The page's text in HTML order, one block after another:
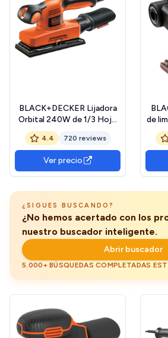
BLACK+DECKER Lijadora
Orbital 240W de 1/3 Hoja,
Velocidad Variable 7.000-
15.000 opm, Filtro, 5 Hojas
de Lija y Maletín, Fijación de
Papel con Velcro y Pinza,
Bolsa de Extracción de
4.4 720 reviews
Ver precio
de
3
de
¿SIGUES BUSCANDO?
¿No hemos acertado con los
nuestro buscador inteligente.
Abrir buscador
5.000+ BÚSQUEDAS COMPLETADAS